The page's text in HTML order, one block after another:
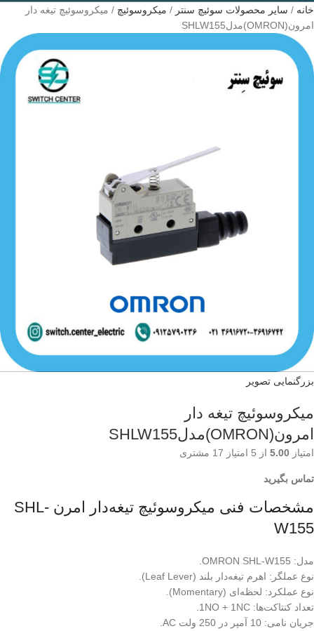
خانه
سایر محصولات سوئیچ سنتر میکروسوئیچ
میکروسوئیچ تیغه دار
امرون(OMRON)مدلSHLW155
بزرگنمایی تصویر
میکروسوئیچ تیغه دار
امرون(OMRON)مدلSHLW155
امتیاز 5.00 از 5 امتیاز 17 مشتری
تماس بگیرید
مشخصات فنی میکروسوئیچ تیغه‌دار امرن SHL-
W155
مدل: OMRON SHL-W155.
نوع عملگر: اهرم تیغه‌دار بلند (Leaf Lever).
نوع عملکرد: لحظه‌ای (Momentary).
تعداد کنتاکت‌ها: 1NO + 1NC.
جریان نامی: 10 آمپر در 250 ولت AC.